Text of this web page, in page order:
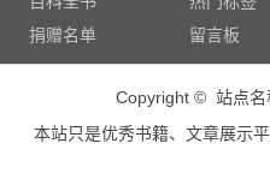
捐赠名单
留言板
Copyright © 站点
本站只是优秀书籍、文章展示